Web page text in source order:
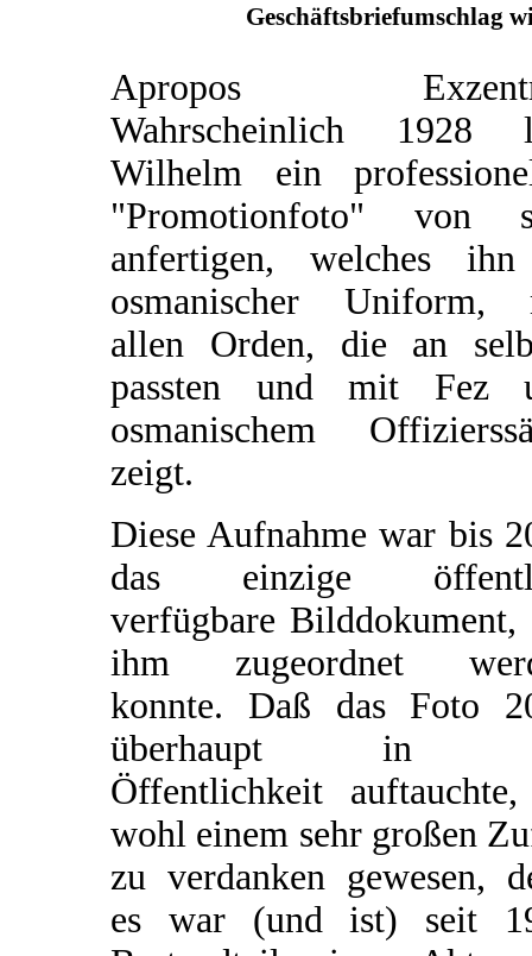
Geschäftsbriefumschlag
Apropos
Wahrscheinlich 1928
Wilhelm ein
"Promotionfoto" von
anfertigen, welches
osmanischer Uniform,
allen Orden, die an
passten und mit Fez
osmanischem
zeigt.
Diese Aufnahme war bis
das einzige
verfügbare Bilddokument,
ihm zugeordnet
konnte. Daß das Foto
überhaupt in
Öffentlichkeit
wohl einem sehr großen
zu verdanken gewesen,
es war (und ist) seit